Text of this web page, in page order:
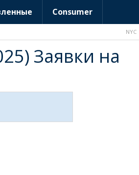
Consumer
Заявки на
NYC